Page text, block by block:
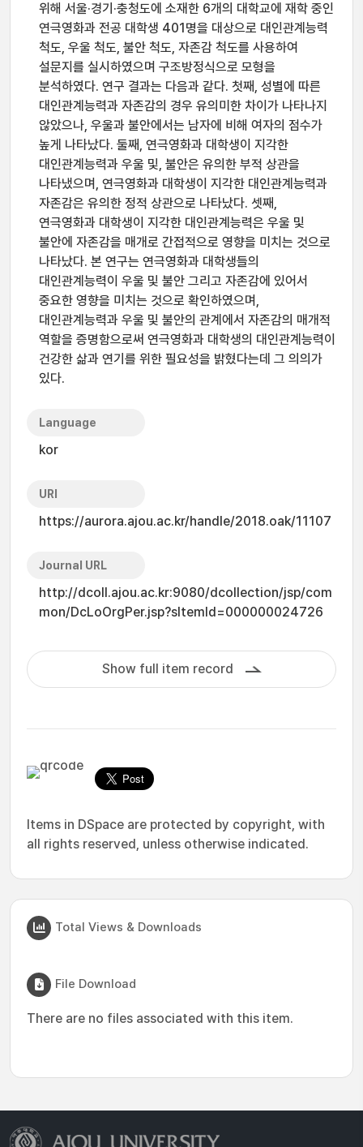
위해 서울·경기·충청도에 소재한 6개의 대학교에 재학 중인
연극영화과 전공 대학생 401명을 대상으로 대인관계능력
척도, 우울 척도, 불안 척도, 자존감 척도를 사용하여
설문지를 실시하였으며 구조방정식으로 모형을
분석하였다. 연구 결과는 다음과 같다. 첫째, 성별에 따른
대인관계능력과 자존감의 경우 유의미한 차이가 나타나지
않았으나, 우울과 불안에서는 남자에 비해 여자의 점수가
높게 나타났다. 둘째, 연극영화과 대학생이 지각한
대인관계능력과 우울 및, 불안은 유의한 부적 상관을
나타냈으며, 연극영화과 대학생이 지각한 대인관계능력과
자존감은 유의한 정적 상관으로 나타났다. 셋째,
연극영화과 대학생이 지각한 대인관계능력은 우울 및
불안에 자존감을 매개로 간접적으로 영향을 미치는 것으로
나타났다. 본 연구는 연극영화과 대학생들의
대인관계능력이 우울 및 불안 그리고 자존감에 있어서
중요한 영향을 미치는 것으로 확인하였으며,
대인관계능력과 우울 및 불안의 관계에서 자존감의 매개적
역할을 증명함으로써 연극영화과 대학생의 대인관계능력이
건강한 삶과 연기를 위한 필요성을 밝혔다는데 그 의의가
있다.
Language
kor
URI
https://aurora.ajou.ac.kr/handle/2018.oak/11107
Journal URL
http://dcoll.ajou.ac.kr:9080/dcollection/jsp/com
mon/DcLoOrgPer.jsp?sItemId=000000024726
Show full item record
Items in DSpace are protected by copyright, with
all rights reserved, unless otherwise indicated.
Total Views & Downloads
File Download
There are no files associated with this item.